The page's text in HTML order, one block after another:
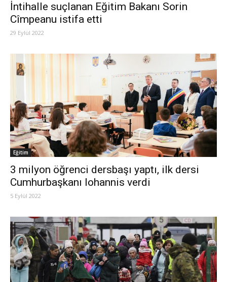
İntihalle suçlanan Eğitim Bakanı Sorin
Cîmpeanu istifa etti
29 Eylül 2022
Eğitim
3 milyon öğrenci dersbaşı yaptı, ilk dersi
Cumhurbaşkanı Iohannis verdi
5 Eylül 2022